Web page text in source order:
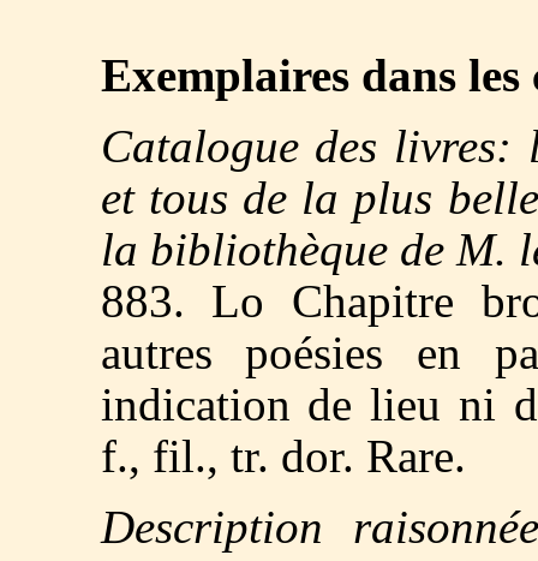
Exemplaires dans les
Catalogue des
et tous de la plus
la bibliothèque de M.
883. Lo Chapitre
autres poésies en
indication de lieu ni
f., fil., tr. dor. Rare.
Description